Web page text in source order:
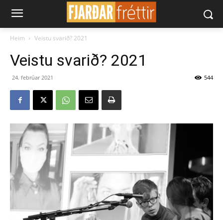
Heim Veistu svarið? 2021
Veistu svarið? 2021
24. febrúar 2021 544